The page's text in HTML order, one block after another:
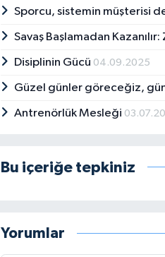
Sporcu, sistemin müşterisi
Savaş Başlamadan Kazanılır:
Disiplinin Gücü 04.09.2025
Güzel günler göreceğiz,
Antrenörlük Mesleği
Bu içeriğe tepkiniz
Yorumlar